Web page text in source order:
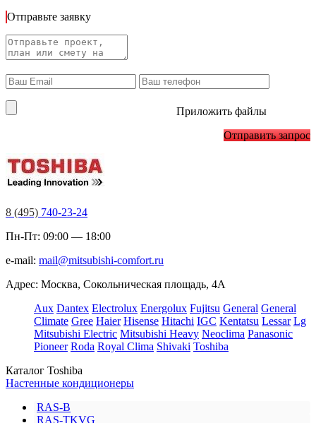
Отправьте заявку
Приложить файлы
Отправить запрос
8 (495) 740-23-24
Пн-Пт: 09:00 — 18:00
e-mail: mail@mitsubishi-comfort.ru
Адрес: Москва, Сокольническая площадь, 4А
Aux Dantex Electrolux Energolux Fujitsu General General
Climate Gree Haier Hisense Hitachi IGC Kentatsu Lessar Lg
Mitsubishi Electric Mitsubishi Heavy Neoclima Panasonic
Pioneer Roda Royal Clima Shivaki Toshiba
Каталог Toshiba
Настенные кондиционеры
RAS-B
RAS-TKVG